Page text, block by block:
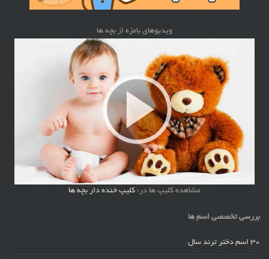
ویدیوهای بامزه از بچه ها
مشاهده کلیپ ها در: کلیپ خنده دار بچه ها
بررسی تخصصی اسم ها
30 اسم دختر ترند سال